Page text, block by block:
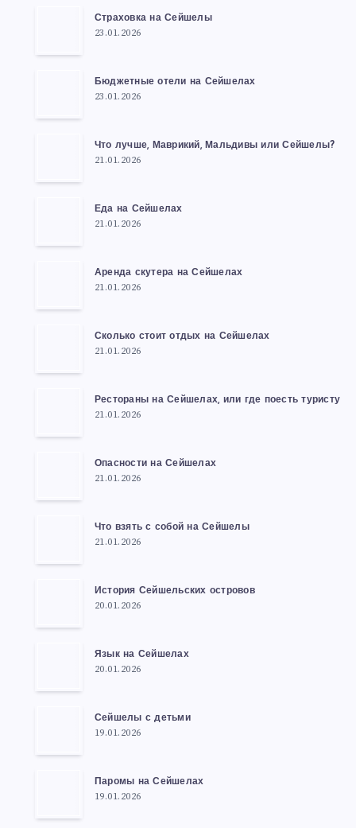
Страховка на Сейшелы
23.01.2026
Бюджетные отели на Сейшелах
23.01.2026
Что лучше, Маврикий, Мальдивы или Сейшелы?
21.01.2026
Еда на Сейшелах
21.01.2026
Аренда скутера на Сейшелах
21.01.2026
Сколько стоит отдых на Сейшелах
21.01.2026
Рестораны на Сейшелах, или где поесть туристу
21.01.2026
Опасности на Сейшелах
21.01.2026
Что взять с собой на Сейшелы
21.01.2026
История Сейшельских островов
20.01.2026
Язык на Сейшелах
20.01.2026
Сейшелы с детьми
19.01.2026
Паромы на Сейшелах
19.01.2026